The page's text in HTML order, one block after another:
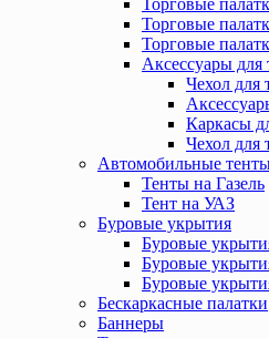
Торговые
Торговые
Аксессуары для
Чехол для
Каркасы
Чехол для
Автомобильные
Тенты на Газель
Тент на УАЗ
Буровые укрытия
Буровые
Буровые
Буровые
Бескаркасные палатки
Баннеры